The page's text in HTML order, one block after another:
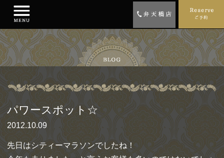
パワースポット☆
2012.10.09
先日はシティーマラソンでしたね！